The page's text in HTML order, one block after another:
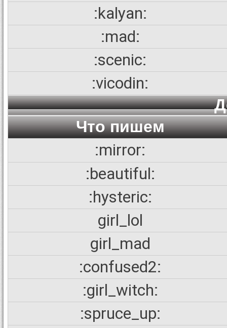
:kalyan:
:mad:
:scenic:
:vicodin:
Что пишем
:mirror:
:beautiful:
:hysteric:
girl_lol
girl_mad
:confused2:
:girl_witch:
:spruce_up: